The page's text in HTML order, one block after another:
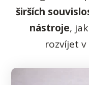
širších
nástroje,
rozvíjet